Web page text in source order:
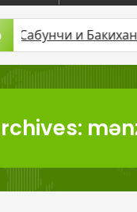
и Бакиханове 7